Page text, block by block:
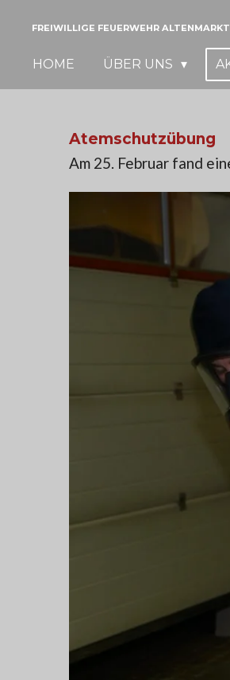
FREIWILLIGE FEUERWEHR
HOME ÜBER UNS
Atemschutzübung
Am 25. Februar fand